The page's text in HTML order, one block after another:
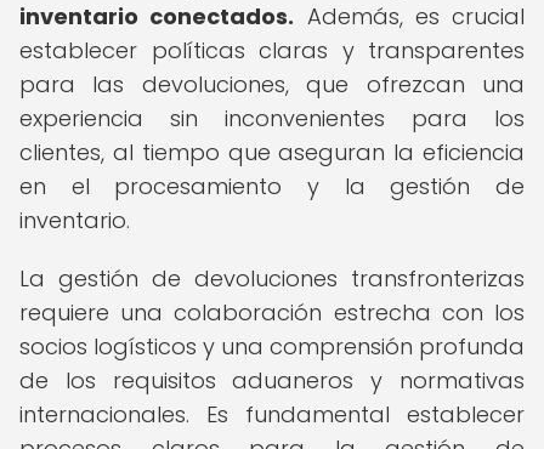
inventario conectados. Además, es crucial
establecer políticas claras y transparentes
para las devoluciones, que ofrezcan una
experiencia sin inconvenientes para los
clientes, al tiempo que aseguran la eficiencia
en el procesamiento y la gestión de
inventario.
La gestión de devoluciones transfronterizas
requiere una colaboración estrecha con los
socios logísticos y una comprensión profunda
de los requisitos aduaneros y normativas
internacionales. Es fundamental establecer